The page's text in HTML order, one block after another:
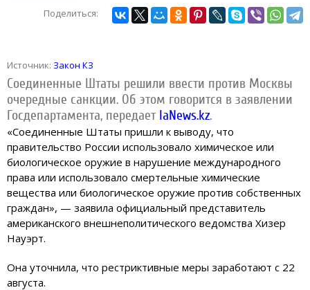
Поделиться:
Источник: Закон КЗ
Соединенные Штаты решили ввести против Москвы
очередные санкции. Об этом говорится в заявлении
Госдепартамента, передает IaNews.kz.
«Соединенные Штаты пришли к выводу, что
правительство России использовало химическое или
биологическое оружие в нарушение международного
права или использовало смертельные химические
вещества или биологическое оружие против собственных
граждан», — заявила официальный представитель
американского внешнеполитического ведомства Хизер
Науэрт.
Она уточнила, что рестриктивные меры заработают с 22
августа.